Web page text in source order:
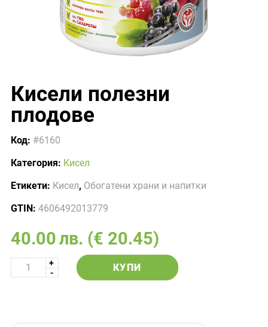
Кисели полезни
плодове
Код: #6160
Категория: Кисел
Етикети: Кисел, Обогатени храни и напитки
GTIN: 4606492013779
40.00лв. (€ 20.45)
КУПИ